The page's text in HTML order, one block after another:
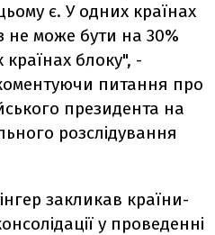
є. У одних країнах
не може бути на 30%
блоку", -
питання про
президента на
розслідування
закликав країни-
у проведенні